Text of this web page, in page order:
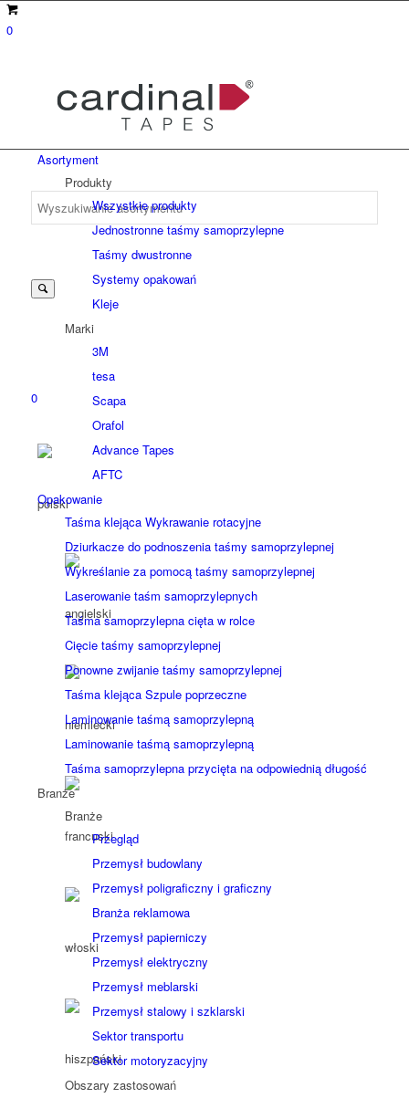
0
0
Asortyment
Produkty
Wszystkie produkty
Jednostronne taśmy samoprzylepne
Taśmy dwustronne
Systemy opakowań
Kleje
Marki
3M
tesa
Scapa
Orafol
Advance Tapes
AFTC
Opakowanie
Taśma klejąca Wykrawanie rotacyjne
Dziurkacze do podnoszenia taśmy samoprzylepnej
Wykreślanie za pomocą taśmy samoprzylepnej
Laserowanie taśm samoprzylepnych
Taśma samoprzylepna cięta w rolce
Cięcie taśmy samoprzylepnej
Ponowne zwijanie taśmy samoprzylepnej
Taśma klejąca Szpule poprzeczne
Laminowanie taśmą samoprzylepną
Laminowanie taśmą samoprzylepną
Taśma samoprzylepna przycięta na odpowiednią długość
Branże
Branże
Przegląd
Przemysł budowlany
Przemysł poligraficzny i graficzny
Branża reklamowa
Przemysł papierniczy
Przemysł elektryczny
Przemysł meblarski
Przemysł stalowy i szklarski
Sektor transportu
Sektor motoryzacyjny
Obszary zastosowań